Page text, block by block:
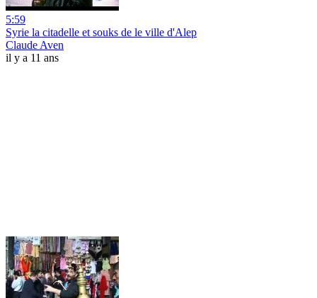
5:59
Syrie la citadelle et souks de le ville d'Alep
Claude Aven
il y a 11 ans